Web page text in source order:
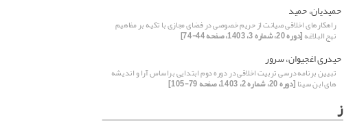
حمیدیان، حمید
راهکارهای اخلاقی صیانت از حریم خصوصی در فضای مجازی با تکیه بر مفاهیم
نهج البلاغه[دوره 20، شماره 3، 1403، صفحه 44-74]
حیدری اغجیوان، سرور
تبیین برنامه درسی تربیت اخلاقی در دوره دوم ابتدایی براساس آرا و اندیشه
های ابن سینا[دوره 20، شماره 2، 1403، صفحه 79-105]
ز